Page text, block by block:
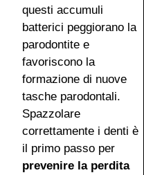
questi accumuli
batterici peggiorano la
parodontite e
favoriscono la
formazione di nuove
tasche parodontali.
Spazzolare
correttamente i denti è
il primo passo per
prevenire la perdita